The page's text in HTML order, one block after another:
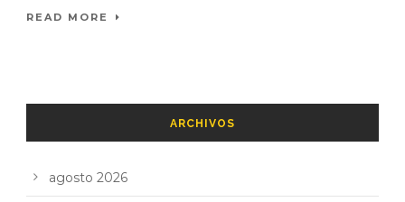
READ MORE
ARCHIVOS
agosto 2026